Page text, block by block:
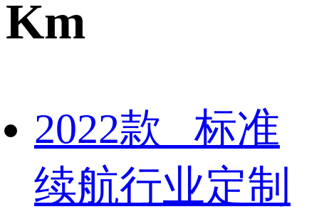
Km
2022款 标准
续航行业定制